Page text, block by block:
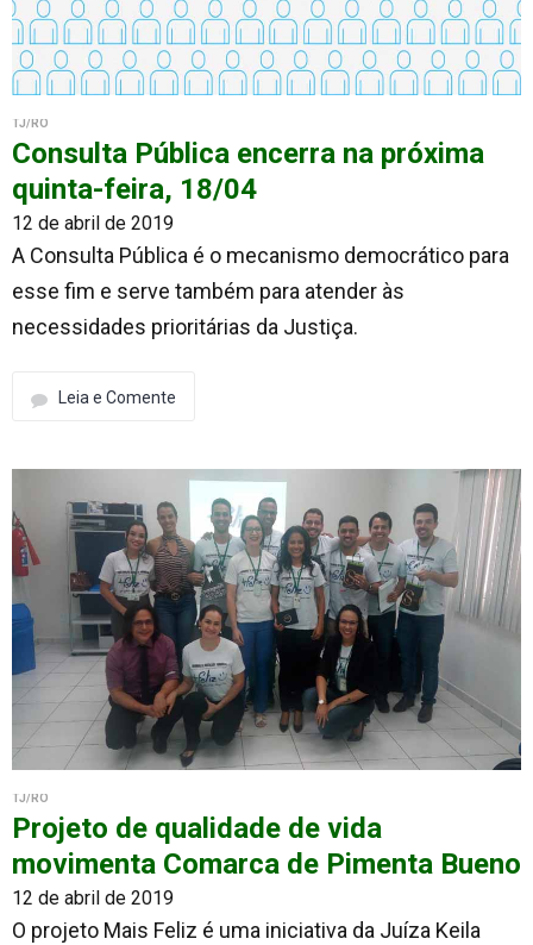
TJ/RO
Consulta Pública encerra na próxima
quinta-feira, 18/04
12 de abril de 2019
A Consulta Pública é o mecanismo democrático para
esse fim e serve também para atender às
necessidades prioritárias da Justiça.
Leia e Comente
TJ/RO
Projeto de qualidade de vida
movimenta Comarca de Pimenta Bueno
12 de abril de 2019
O projeto Mais Feliz é uma iniciativa da Juíza Keila